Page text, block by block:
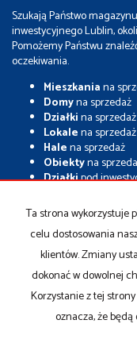
Szukają Państwo
inwestycyjnego Lublin,
Pomożemy Państwu
oczekiwania.
Mieszkaniana
Domyna sprzedaż
Działkina sprzedaż
Lokalena sprzedaż
Halena sprzedaż
Obiektyna
Działkipod
Nieruchomości
Magazyny
na
Halena sprzedaż
Halemagazynowe
Sprzedamgrunt
Sprzedamdziałkę
Ta strona wykorzystuje
celu dostosowania
klientów. Zmiany
dokonać w dowolnej
Korzystanie z tej
oznacza, że